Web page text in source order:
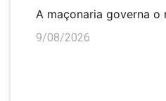
A maçonaria governa o
9/08/2026